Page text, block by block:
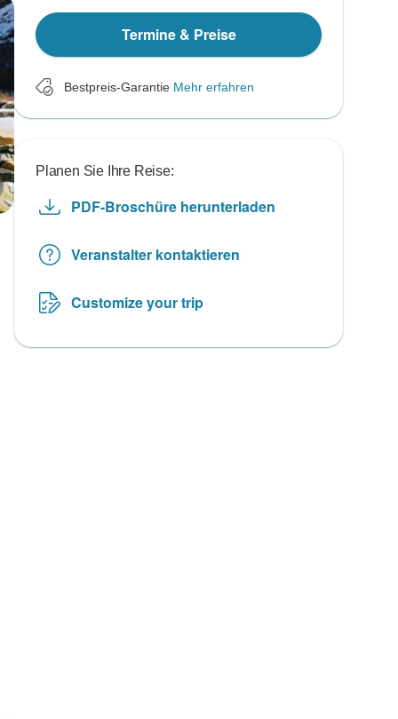
Termine & Preise
Bestpreis-Garantie Mehr erfahren
Planen Sie Ihre Reise:
PDF-Broschüre herunterladen
Veranstalter kontaktieren
Customize your trip